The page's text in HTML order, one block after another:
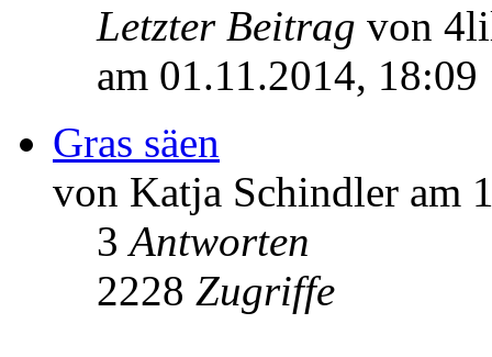
Letzter Beitrag von
am 01.11.2014, 18:09
Gras säen
von Katja Schindler am
3Antworten
2228 Zugriffe